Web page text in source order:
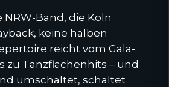
NRW-Band, die Köln
keine halben
reicht vom Gala-
zu Tanzflächenhits – und
umschaltet, schaltet